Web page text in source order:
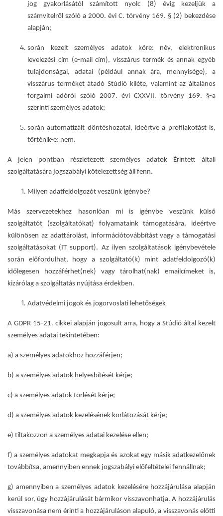
jog gyakorlásától számított nyolc (8) évig kezeljük a
számvitelről szóló a 2000. évi C. törvény 169. § (2) bekezdése
alapján;
során kezelt személyes adatok köre: név, elektronikus
levelezési cím (e-mail cím), visszárus termék és annak egyéb
tulajdonságai, adatai (például annak ára, mennyisége), a
visszárus terméket átadó Stúdió kiléte, valamint az általános
forgalmi adóról szóló 2007. évi CXXVII. törvény 169. §-a
szerinti személyes adatok;
során automatizált döntéshozatal, ideértve a profilakotást is,
történik-e: nem.
A jelen pontban részletezett személyes adatok Érintett általi
szolgáltatására jogszabályi kötelezettség áll fenn.
Milyen adatfeldolgozót veszünk igénybe?
Más szervezetekhez hasonlóan mi is igénybe veszünk külső
szolgáltatót (szolgáltatókat) folyamataink támogatására, ideértve
különösen az adattárolást, információtovábbítást vagy a támogatási
szolgáltatásokat (IT support). Az ilyen szolgáltatások igénybevétele
során előfordulhat, hogy a szolgáltató(k) mint adatfeldolgozó(k)
időlegesen hozzáférhet(nek) vagy tárolhat(nak) emailcímeket is,
kizárólag a szolgáltatás nyújtása érdekben.
Adatvédelmi jogok és jogorvoslati lehetőségek
A GDPR 15-21. cikkei alapján jogosult arra, hogy a Stúdió által kezelt
személyes adatai tekintetében:
a) a személyes adatokhoz hozzáférjen;
b) a személyes adatok helyesbítését kérje;
c) a személyes adatok törlését kérje;
d) a személyes adatok kezelésének korlátozását kérje;
e) tiltakozzon a személyes adatai kezelése ellen;
f) a személyes adatokat megkapja és azokat egy másik adatkezelőnek
továbbítsa, amennyiben ennek jogszabályi előfeltételei fennállnak;
g) amennyiben a személyes adatok kezelésére hozzájárulása alapján
kerül sor, úgy hozzájárulását bármikor visszavonhatja. A hozzájárulás
visszavonása nem érinti a hozzájáruláson alapuló, a visszavonás előtti